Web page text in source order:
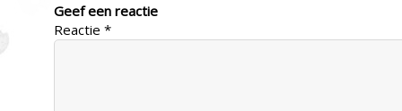
Geef een reactie
Reactie *